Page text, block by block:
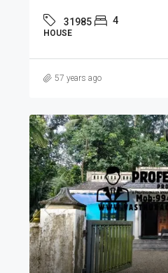
31985 4
HOUSE
57 years ago